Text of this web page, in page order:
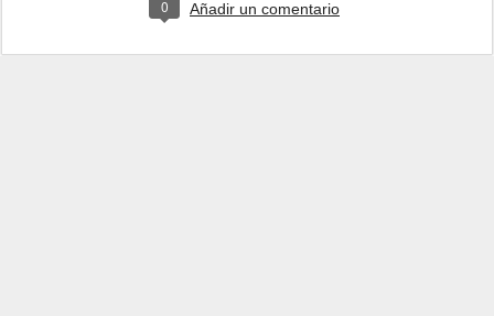
0 Añadir un comentario